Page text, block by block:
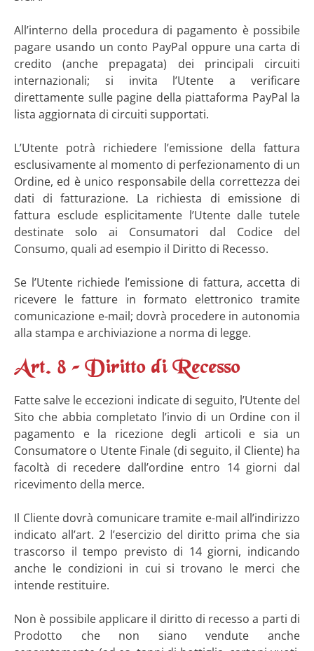
All’interno della procedura di pagamento è possibile
pagare usando un conto PayPal oppure una carta di
credito (anche prepagata) dei principali circuiti
internazionali; si invita l’Utente a verificare
direttamente sulle pagine della piattaforma PayPal la
lista aggiornata di circuiti supportati.
L’Utente potrà richiedere l’emissione della fattura
esclusivamente al momento di perfezionamento di un
Ordine, ed è unico responsabile della correttezza dei
dati di fatturazione. La richiesta di emissione di
fattura esclude esplicitamente l’Utente dalle tutele
destinate solo ai Consumatori dal Codice del
Consumo, quali ad esempio il Diritto di Recesso.
Se l’Utente richiede l’emissione di fattura, accetta di
ricevere le fatture in formato elettronico tramite
comunicazione e-mail; dovrà procedere in autonomia
alla stampa e archiviazione a norma di legge.
Art. 8 – Diritto di Recesso
Fatte salve le eccezioni indicate di seguito, l’Utente del
Sito che abbia completato l’invio di un Ordine con il
pagamento e la ricezione degli articoli e sia un
Consumatore o Utente Finale (di seguito, il Cliente) ha
facoltà di recedere dall’ordine entro 14 giorni dal
ricevimento della merce.
Il Cliente dovrà comunicare tramite e-mail all’indirizzo
indicato all’art. 2 l’esercizio del diritto prima che sia
trascorso il tempo previsto di 14 giorni, indicando
anche le condizioni in cui si trovano le merci che
intende restituire.
Non è possibile applicare il diritto di recesso a parti di
Prodotto che non siano vendute anche